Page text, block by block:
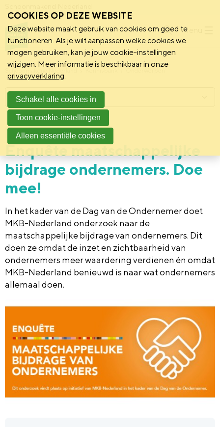
Menu
Schoonmakend Nederland
Nieuws 11 september 2023
Enquête maatschappelijke
bijdrage ondernemers. Doe
mee!
In het kader van de Dag van de Ondernemer doet
MKB-Nederland onderzoek naar de
maatschappelijke bijdrage van ondernemers. Dit
doen ze omdat de inzet en zichtbaarheid van
ondernemers meer waardering verdienen én omdat
MKB-Nederland benieuwd is naar wat ondernemers
allemaal doen.
Menu
COOKIES OP DEZE WEBSITE
Deze website maakt gebruik van cookies om goed te
functioneren. Als je wilt aanpassen welke cookies we
mogen gebruiken, kan je jouw cookie-instellingen
wijzigen. Meer informatie is beschikbaar in onze
privacyverklaring.
Schakel alle cookies in
Toon cookie-instellingen
Alleen essentiële cookies